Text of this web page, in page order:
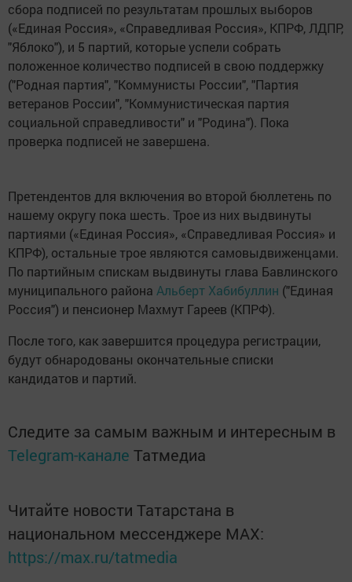
сбора подписей по результатам прошлых выборов
(«Единая Россия», «Справедливая Россия», КПРФ, ЛДПР,
"Яблоко"), и 5 партий, которые успели собрать
положенное количество подписей в свою поддержку
("Родная партия", "Коммунисты России", "Партия
ветеранов России", "Коммунистическая партия
социальной справедливости" и "Родина"). Пока
проверка подписей не завершена.
Претендентов для включения во второй бюллетень по
нашему округу пока шесть. Трое из них выдвинуты
партиями («Единая Россия», «Справедливая Россия» и
КПРФ), остальные трое являются самовыдвиженцами.
По партийным спискам выдвинуты глава Бавлинского
муниципального района Альберт Хабибуллин ("Единая
Россия") и пенсионер Махмут Гареев (КПРФ).
После того, как завершится процедура регистрации,
будут обнародованы окончательные списки
кандидатов и партий.
Следите за самым важным и интересным в
Telegram-канале Татмедиа
Читайте новости Татарстана в
национальном мессенджере MАХ:
https://max.ru/tatmedia